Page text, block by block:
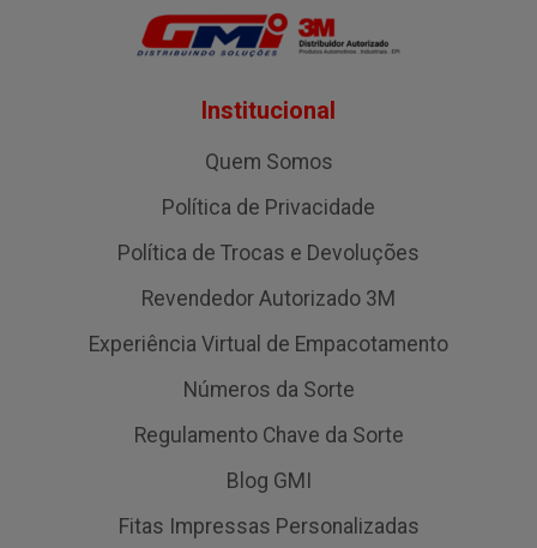
Institucional
Quem Somos
Política de Privacidade
Política de Trocas e Devoluções
Revendedor Autorizado 3M
Experiência Virtual de Empacotamento
Números da Sorte
Regulamento Chave da Sorte
Blog GMI
Fitas Impressas Personalizadas